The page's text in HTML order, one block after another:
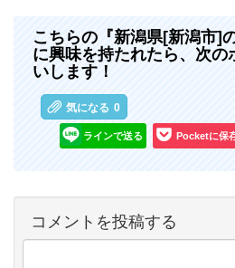
こちらの『新潟県[新潟市]
に興味を持たれたら、次の
いします！
気になる 0
ラインで送る Pocketに保
コメントを投稿する